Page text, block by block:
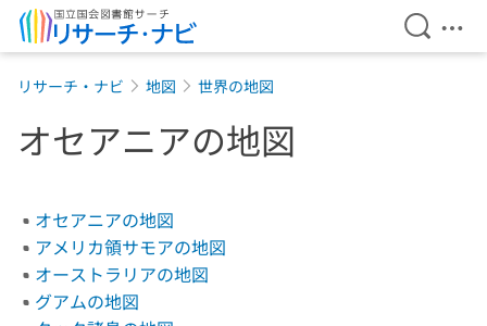
検索を
メ
リサーチ・ナビ 地図 世界の地図
オセアニアの地図
オセアニアの地図
アメリカ領サモアの地図
オーストラリアの地図
グアムの地図